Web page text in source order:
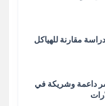
مقارنة للهياكل
داعمة وشريكة في